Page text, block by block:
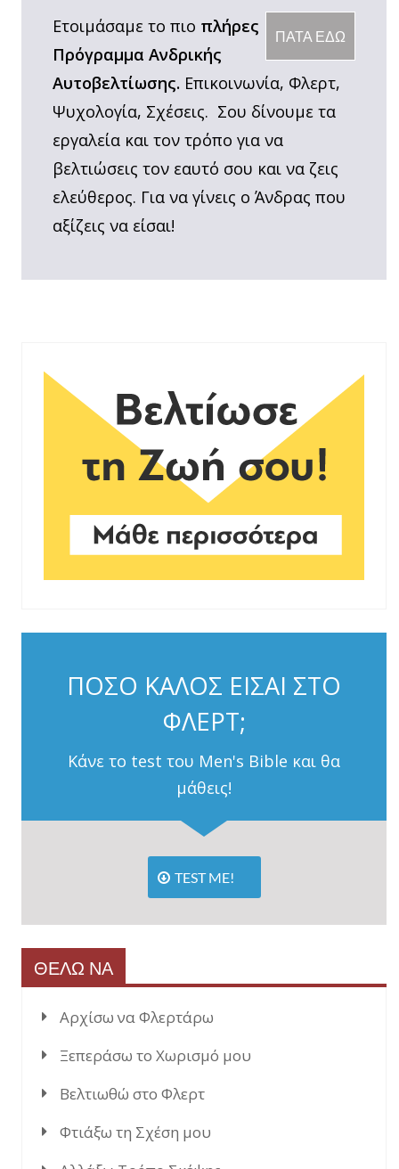
ΠΑΤΑ ΕΔΩ
Ετοιμάσαμε το πιο πλήρες
Πρόγραμμα Ανδρικής
Αυτοβελτίωσης. Επικοινωνία, Φλερτ,
Ψυχολογία, Σχέσεις. Σου δίνουμε τα
εργαλεία και τον τρόπο για να
βελτιώσεις τον εαυτό σου και να ζεις
ελεύθερος. Για να γίνεις ο Άνδρας που
αξίζεις να είσαι!
ΠΟΣΟ ΚΑΛΟΣ ΕΙΣΑΙ ΣΤΟ
ΦΛΕΡΤ;
Κάνε το test του Men's Bible και θα
μάθεις!
TEST ME!
ΘΕΛΩ ΝΑ
Αρχίσω να Φλερτάρω
Ξεπεράσω το Χωρισμό μου
Βελτιωθώ στο Φλερτ
Φτιάξω τη Σχέση μου